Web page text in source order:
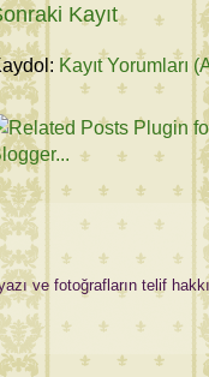
Kayıt
Kayıt Yorumları
ve fotoğrafların telif